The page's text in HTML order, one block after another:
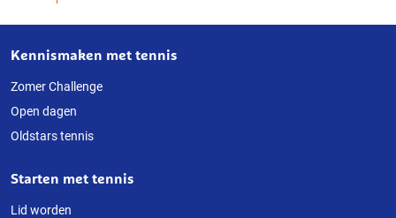
Over
deze
website
Kennismaken met tennis
Zomer Challenge
Open dagen
Oldstars tennis
Starten met tennis
Lid worden